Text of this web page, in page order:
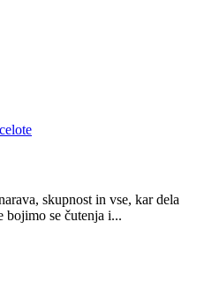
skupnost in vse, kar dela
bojimo se čutenja i...